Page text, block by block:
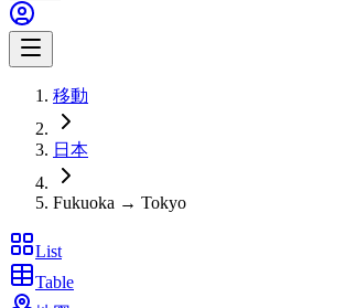
移動
日本
Fukuoka → Tokyo
List
Table